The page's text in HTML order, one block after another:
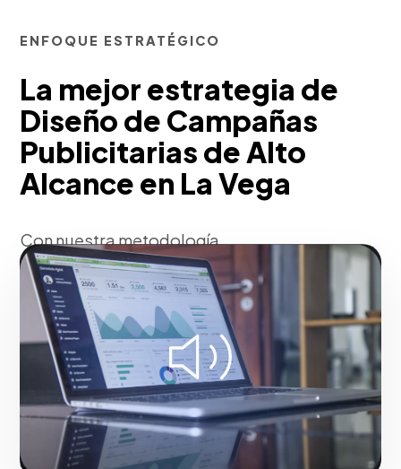
ENFOQUE ESTRATÉGICO
La mejor estrategia de
Diseño de Campañas
Publicitarias de Alto
Alcance en La Vega
Con nuestra metodología,
conceptualizamos ideas disruptivas ('Big
Ideas') que trascienden el ruido
mediático. Sincronizamos medios ATL
(televisión, radio, prensa) y BTL/Digitales
bajo un hilo narrativo poderoso
(Storytelling transmedia], asegurando
consistencia conceptual y máxima
cobertura en todos los puntos de